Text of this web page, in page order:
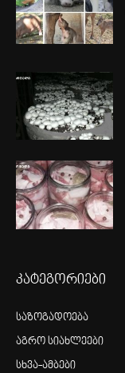
კატეგორიები
საზოგადოება
აგრო სიახლეები
სხვა-ამბები